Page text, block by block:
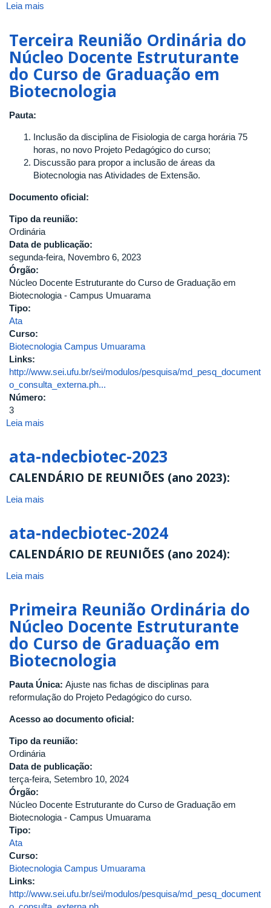
Leia mais
Reunião
Ordinária
do
Núcleo
Docente
Estruturante
de
Graduação
em
Biotecnologia
Terceira Reunião Ordinária do
Núcleo Docente Estruturante
do Curso de Graduação em
Biotecnologia
Pauta:
Inclusão da disciplina de Fisiologia de carga horária 75
horas, no novo Projeto Pedagógico do curso​;
Discussão para propor a inclusão de áreas da
Biotecnologia nas Atividades de Extensão.
Documento oficial:
Tipo da reunião:
Ordinária
Data de publicação:
segunda-feira, Novembro 6, 2023
Órgão:
Núcleo Docente Estruturante do Curso de Graduação em
Biotecnologia - Campus Umuarama
Tipo:
Ata
Curso:
Biotecnologia Campus Umuarama
Links:
http://www.sei.ufu.br/sei/modulos/pesquisa/md_pesq_document
o_consulta_externa.ph...
Número:
3
Leia mais
Reunião
Ordinária
do
Curso
de
ata-ndecbiotec-2023
CALENDÁRIO DE REUNIÕES (ano 2023):
Leia mais
ndecbiotec-
2023
ata-ndecbiotec-2024
CALENDÁRIO DE REUNIÕES (ano 2024):
Leia mais
ndecbiotec-
2024
Primeira Reunião Ordinária do
Núcleo Docente Estruturante
do Curso de Graduação em
Biotecnologia
Pauta Única: Ajuste nas fichas de disciplinas para
reformulação do Projeto Pedagógico do curso.
Acesso ao documento oficial:
Tipo da reunião:
Ordinária
Data de publicação:
terça-feira, Setembro 10, 2024
Órgão:
Núcleo Docente Estruturante do Curso de Graduação em
Biotecnologia - Campus Umuarama
Tipo:
Ata
Curso:
Biotecnologia Campus Umuarama
Links:
http://www.sei.ufu.br/sei/modulos/pesquisa/md_pesq_document